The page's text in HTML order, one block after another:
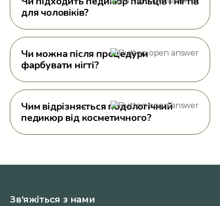
для чоловіків?
Чи можна після процедури
фарбувати нігті?
Чим відрізняється подологічний
педикюр від косметичного?
Зв'яжіться з нами